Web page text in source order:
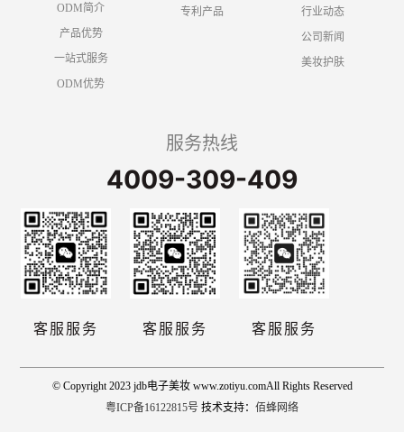
ODM简介
产品优势
一站式服务
ODM优势
专利产品
行业动态
公司新闻
美妆护肤
服务热线
4009-309-409
客服服务 客服服务 客服服务
© Copyright 2023 jdb电子美妆 www.zotiyu.comAll Rights Reserved
粤ICP备16122815号 技术支持： 佰蜂网络